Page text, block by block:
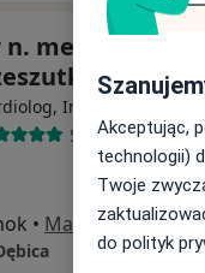
med. Marcin
Internista
52 opinie
• Mapa
Akceptując,
technologii)
Twoje
do polityk